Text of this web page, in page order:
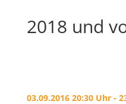
2018 und
03.09.2016 20:30 Uhr -